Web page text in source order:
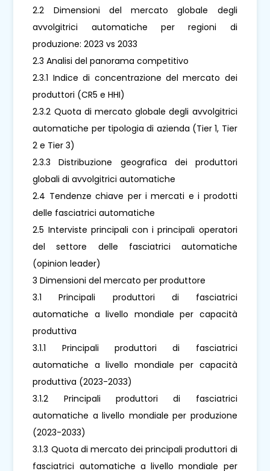
2.2 Dimensioni del mercato globale degli
avvolgitrici automatiche per regioni di
produzione: 2023 vs 2033
2.3 Analisi del panorama competitivo
2.3.1 Indice di concentrazione del mercato dei
produttori (CR5 e HHI)
2.3.2 Quota di mercato globale degli avvolgitrici
automatiche per tipologia di azienda (Tier 1, Tier
2 e Tier 3)
2.3.3 Distribuzione geografica dei produttori
globali di avvolgitrici automatiche
2.4 Tendenze chiave per i mercati e i prodotti
delle fasciatrici automatiche
2.5 Interviste principali con i principali operatori
del settore delle fasciatrici automatiche
(opinion leader)
3 Dimensioni del mercato per produttore
3.1 Principali produttori di fasciatrici
automatiche a livello mondiale per capacità
produttiva
3.1.1 Principali produttori di fasciatrici
automatiche a livello mondiale per capacità
produttiva (2023-2033)
3.1.2 Principali produttori di fasciatrici
automatiche a livello mondiale per produzione
(2023-2033)
3.1.3 Quota di mercato dei principali produttori di
fasciatrici automatiche a livello mondiale per